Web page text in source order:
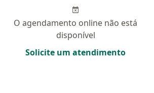
O agendamento online não está
disponível
Solicite um atendimento